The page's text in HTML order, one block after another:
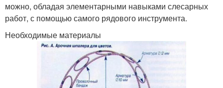
можно, обладая элементарными навыками слесарных
работ, с помощью самого рядового инструмента.
Необходимые материалы